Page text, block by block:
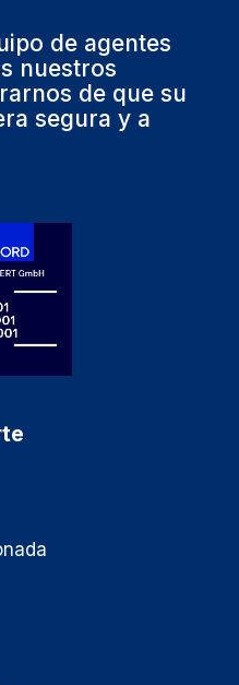
de agentes
nuestros
de que su
segura y a